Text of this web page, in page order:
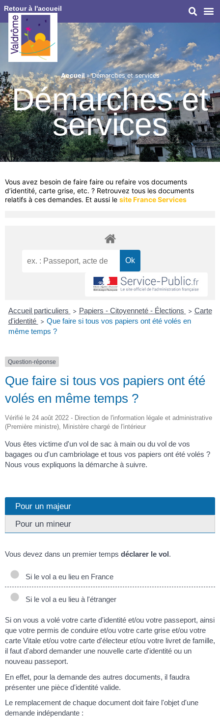
Retour à l'accueil
Accueil»Démarches et services
Démarches et
services
Vous avez besoin de faire faire ou refaire vos documents
d’identité, carte grise, etc. ? Retrouvez tous les documents
relatifs à ces demandes. Et aussi le site France Services
Accueil particuliers > Papiers - Citoyenneté - Élections > Carte
d'identité > Que faire si tous vos papiers ont été volés en
même temps ?
Question-réponse
Que faire si tous vos papiers ont été
volés en même temps ?
Vérifié le 24 août 2022 - Direction de l'information légale et administrative
(Première ministre), Ministère chargé de l'intérieur
Vous êtes victime d'un vol de sac à main ou du vol de vos
bagages ou d'un cambriolage et tous vos papiers ont été volés ?
Nous vous expliquons la démarche à suivre.
Pour un majeur
Pour un mineur
Vous devez dans un premier temps déclarer le vol.
Si le vol a eu lieu en France
Si le vol a eu lieu à l'étranger
Si on vous a volé votre carte d'identité et/ou votre passeport, ainsi
que votre permis de conduire et/ou votre carte grise et/ou votre
carte Vitale et/ou votre carte d'électeur et/ou votre livret de famille,
il faut d'abord demander une nouvelle carte d'identité ou un
nouveau passeport.
En effet, pour la demande des autres documents, il faudra
présenter une pièce d'identité valide.
Le remplacement de chaque document doit faire l'objet d'une
demande indépendante :